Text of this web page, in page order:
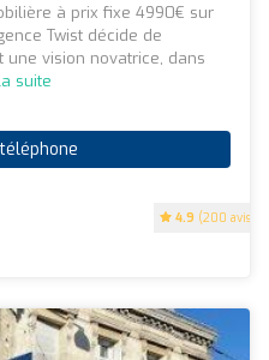
4.9 (200 avis)
à prix fixe 4990€ sur
Twist décide de
vision novatrice, dans
suite